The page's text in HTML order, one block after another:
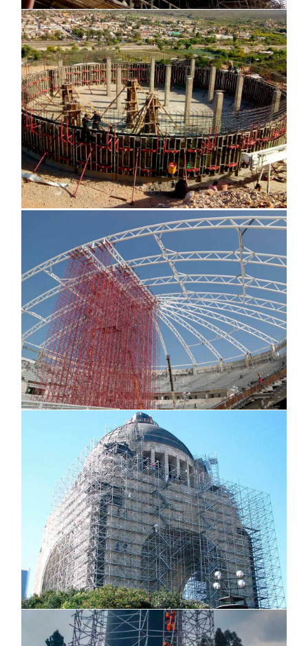
Tanque tratamiento de aguas, Sonora
Lienzo Charro, Tuxtla Gutiérrez Chiapas
Monumento a la Revolución, CDMX
Chimenea INBURSA, CDMX